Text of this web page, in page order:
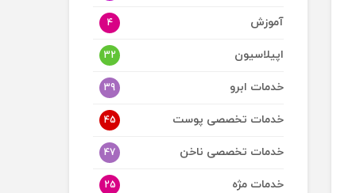
آموزش 4
اپیلاسیون 32
خدمات ابرو 39
خدمات تخصصی پوست 45
خدمات تخصصی ناخن 47
خدمات مژه 25